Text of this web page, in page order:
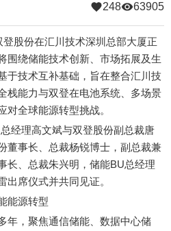
248 63905
股份在汇川技术深圳总部大厦正
围绕储能技术创新、市场拓展及生
于技术互补基础，旨在整合汇川技
栈能力与双登在电池系统、多场景
对全球能源转型挑战。
理高文斌与双登股份副总裁唐
董事长、总裁杨锐博士，副总裁兼
长、总裁朱兴明，储能BU总经理
出席仪式并共同见证。
能源转型
，聚焦通信储能、数据中心储